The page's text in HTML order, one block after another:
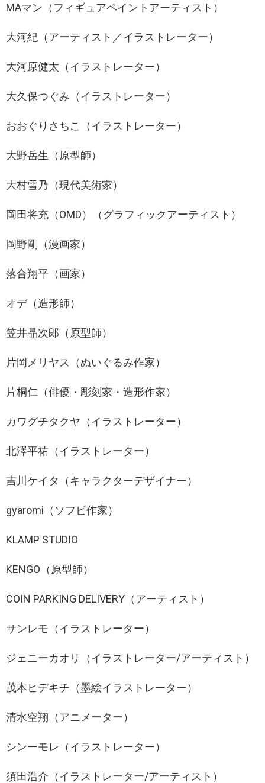
MAマン（フィギュアペイントアーティスト）
大河紀（アーティスト／イラストレーター）
大河原健太（イラストレーター）
大久保つぐみ（イラストレーター）
おおぐりさちこ（イラストレーター）
大野岳生（原型師）
大村雪乃（現代美術家）
岡田将充（OMD）（グラフィックアーティスト）
岡野剛（漫画家）
落合翔平（画家）
オデ（造形師）
笠井晶次郎（原型師）
片岡メリヤス（ぬいぐるみ作家）
片桐仁（俳優・彫刻家・造形作家）
カワグチタクヤ（イラストレーター）
北澤平祐（イラストレーター）
吉川ケイタ（キャラクターデザイナー）
gyaromi（ソフビ作家）
KLAMP STUDIO
KENGO（原型師）
COIN PARKING DELIVERY（アーティスト）
サンレモ（イラストレーター）
ジェニーカオリ（イラストレーター/アーティスト）
茂本ヒデキチ（墨絵イラストレーター）
清水空翔（アニメーター）
シンーモレ（イラストレーター）
須田浩介（イラストレーター/アーティスト）